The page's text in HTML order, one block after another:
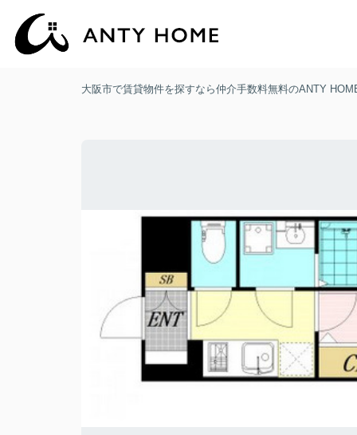
大阪市で賃貸物件を探すなら仲介手数料無料のANTY